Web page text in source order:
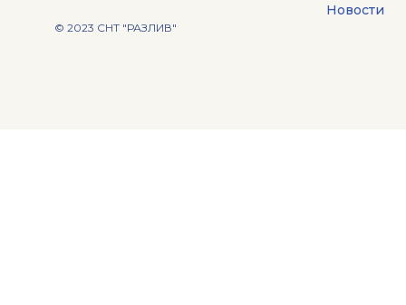
© 2023 СНТ "РАЗЛИВ"
Новости